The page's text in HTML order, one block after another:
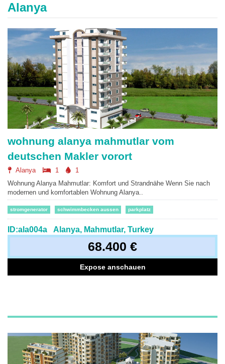
Alanya
wohnung alanya mahmutlar vom
deutschen Makler vorort
Alanya 1
1
Wohnung Alanya Mahmutlar: Komfort und Strandnähe Wenn Sie nach
modernen und komfortablen Wohnung Alanya..
stromgenerator schwimmbecken aussen parkplatz
ID:ala004a Alanya, Mahmutlar, Turkey
68.400 €
Expose anschauen